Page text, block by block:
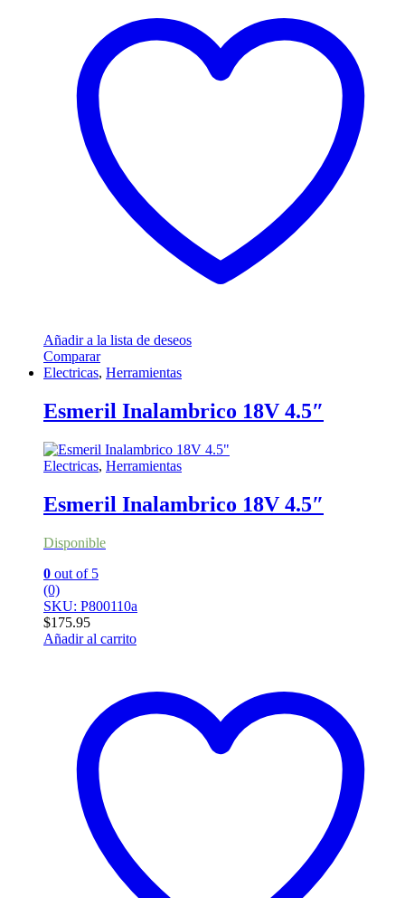
Añadir a la lista de deseos
Comparar
Electricas, Herramientas
Esmeril Inalambrico 18V 4.5″
Electricas, Herramientas
Esmeril Inalambrico 18V 4.5″
Disponible
0 out of 5
(0)
SKU: P800110a
$175.95
Añadir al carrito